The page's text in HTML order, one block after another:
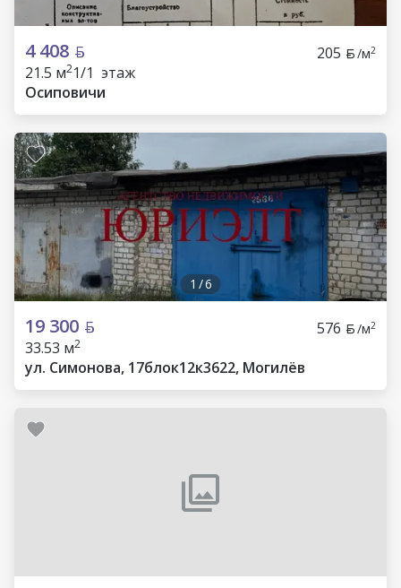
4 408 205 /м2
21.5 м21/1 этаж
Осиповичи
1 /6
19 300 576 /м2
33.53 м2
ул. Симонова, 17блок12к3622, Могилёв